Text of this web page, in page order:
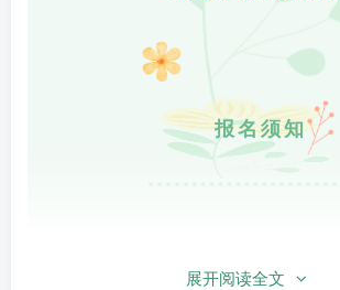
报名须知
展开阅读全文